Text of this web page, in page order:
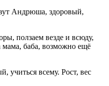
Андрюша, здоровый,
ползаем везде и всюду,
мама, баба, возможно ещё
учиться всему. Рост, вес